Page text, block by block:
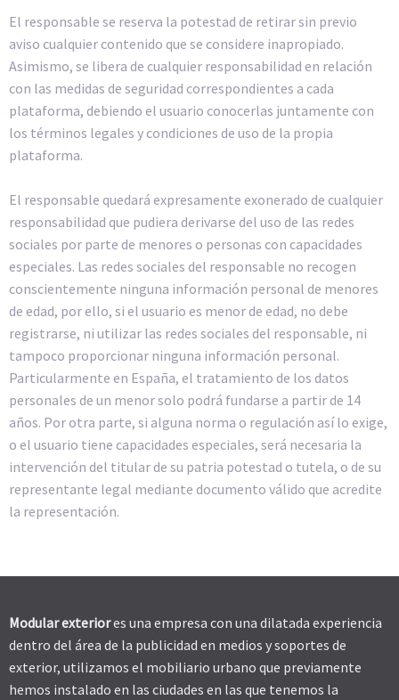
El responsable se reserva la potestad de retirar sin previo
aviso cualquier contenido que se considere inapropiado.
Asimismo, se libera de cualquier responsabilidad en relación
con las medidas de seguridad correspondientes a cada
plataforma, debiendo el usuario conocerlas juntamente con
los términos legales y condiciones de uso de la propia
plataforma.
El responsable quedará expresamente exonerado de cualquier
responsabilidad que pudiera derivarse del uso de las redes
sociales por parte de menores o personas con capacidades
especiales. Las redes sociales del responsable no recogen
conscientemente ninguna información personal de menores
de edad, por ello, si el usuario es menor de edad, no debe
registrarse, ni utilizar las redes sociales del responsable, ni
tampoco proporcionar ninguna información personal.
Particularmente en España, el tratamiento de los datos
personales de un menor solo podrá fundarse a partir de 14
años. Por otra parte, si alguna norma o regulación así lo exige,
o el usuario tiene capacidades especiales, será necesaria la
intervención del titular de su patria potestad o tutela, o de su
representante legal mediante documento válido que acredite
la representación.
Modular exteriores una empresa con una dilatada experiencia
dentro del área de la publicidad en medios y soportes de
exterior, utilizamos el mobiliario urbano que previamente
hemos instalado en las ciudades en las que tenemos la